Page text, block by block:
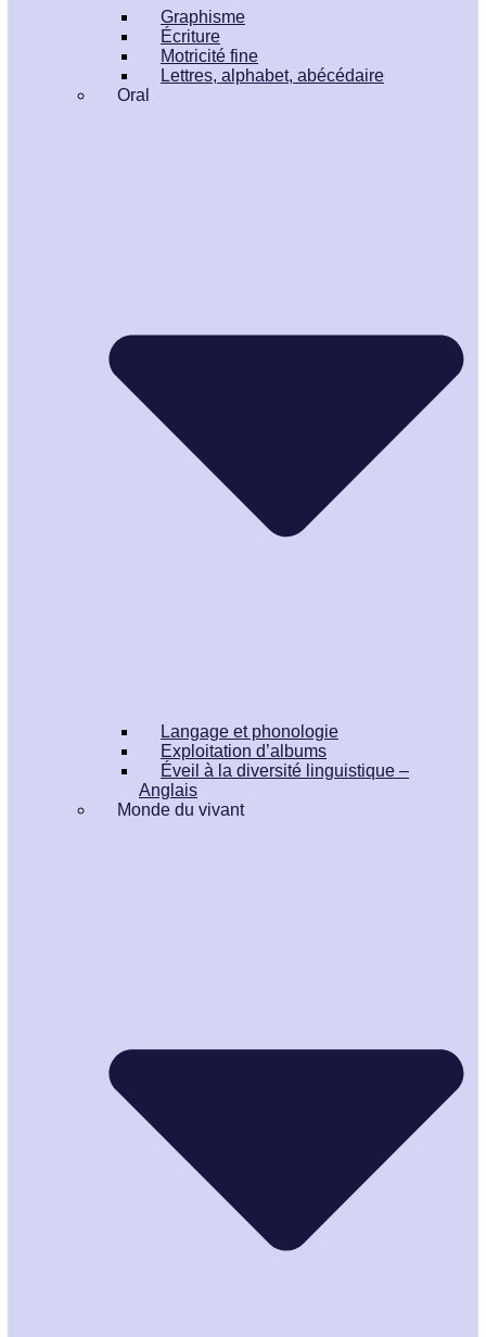
Graphisme
Écriture
Motricité fine
Lettres, alphabet, abécédaire
Oral
Langage et phonologie
Exploitation d’albums
Éveil à la diversité linguistique –
Anglais
Monde du vivant